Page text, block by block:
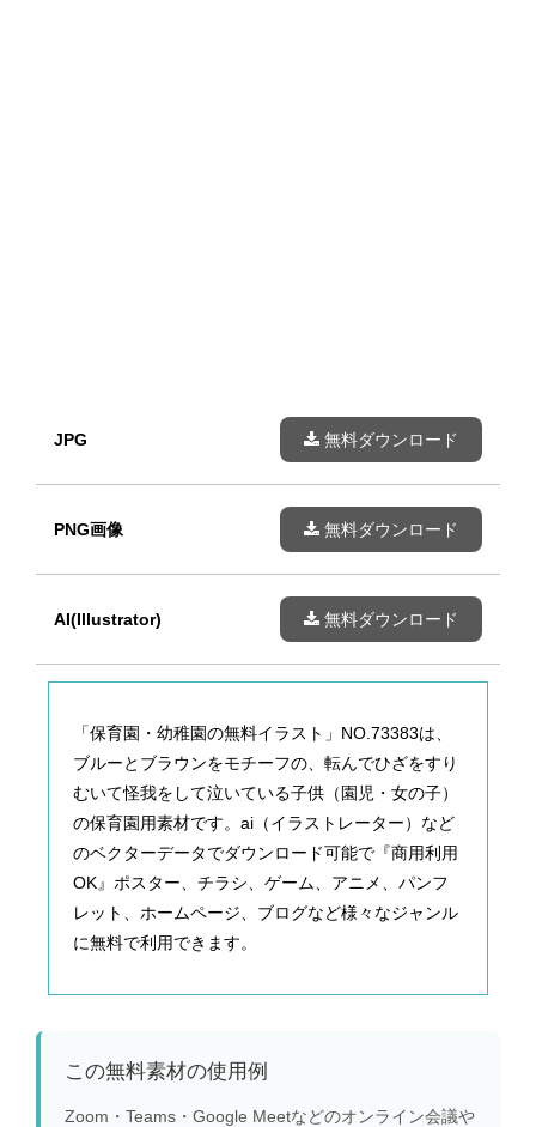
JPG 無料ダウンロード
PNG画像 無料ダウンロード
AI(Illustrator) 無料ダウンロード
「保育園・幼稚園の無料イラスト」NO.73383は、
ブルーとブラウンをモチーフの、転んでひざをすり
むいて怪我をして泣いている子供（園児・女の子）
の保育園用素材です。ai（イラストレーター）など
のベクターデータでダウンロード可能で『商用利用
OK』ポスター、チラシ、ゲーム、アニメ、パンフ
レット、ホームページ、ブログなど様々なジャンル
に無料で利用できます。
この無料素材の使用例
Zoom・Teams・Google Meetなどのオンライン会議や